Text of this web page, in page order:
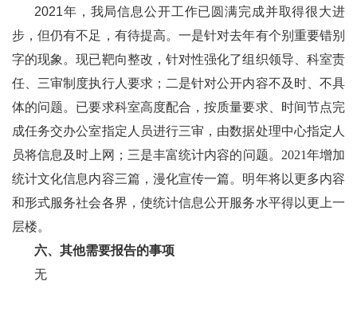
2021年，我局信息公开工作已圆满完成并取得很大进
步，但仍有不足 ，有待提高。一是针对去年有个别重要错别
字的现象。现已靶向整改，针对性强化了组织领导、 科室责
任、三审制度执行人要求；二是针对公开内容不及时、不具
体的问题。已要求科室高度配合，按质量要求、时间节点完
成任务交办公室指定人员进行三审，由数据处理中心指定人
员将信息及时上网；三是丰富统计内容的问题。2021年增加
统计文化信息内容三篇，漫化宣传一篇。明年将以更多内容
和形式服务社会各界，使统计信息公开服务水平得以更上一
层楼。
六、其他需要报告的事项
无